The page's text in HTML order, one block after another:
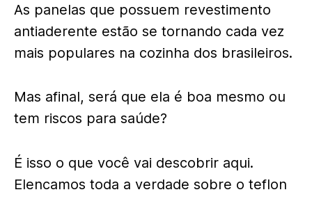
As panelas que possuem revestimento
antiaderente estão se tornando cada vez
mais populares na cozinha dos brasileiros.
Mas afinal, será que ela é boa mesmo ou
tem riscos para saúde?
É isso o que você vai descobrir aqui.
Elencamos toda a verdade sobre o teflon